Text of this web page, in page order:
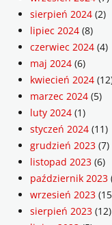
sierpień 2024 (2)
lipiec 2024 (8)
czerwiec 2024 (4)
maj 2024 (6)
kwiecień 2024
marzec 2024 (5)
luty 2024 (1)
styczeń 2024 (11)
grudzień 2023 (7)
listopad 2023 (6)
październik 2023
wrzesień 2023
sierpień 2023 (12)